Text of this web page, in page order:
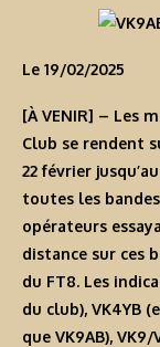
Le 19/02/2025
[À VENIR] – Les
Club se rendent
22 février
toutes les
opérateurs
distance sur ces
du FT8. Les
du club), VK4YB
que VK9AB), VK9/